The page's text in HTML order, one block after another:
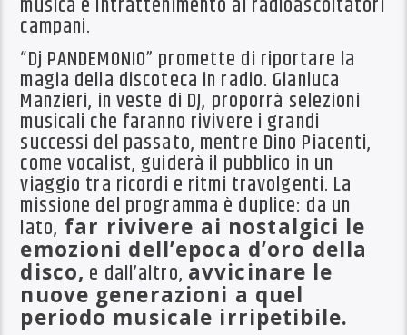
campani.
“Dj PANDEMONIO” promette di riportare la
magia della discoteca in radio. Gianluca
Manzieri, in veste di DJ, proporrà selezioni
musicali che faranno rivivere i grandi
successi del passato, mentre Dino Piacenti,
come vocalist, guiderà il pubblico in un
viaggio tra ricordi e ritmi travolgenti. La
missione del programma è duplice: da un
lato, far rivivere ai nostalgici le
emozioni dell’epoca d’oro della
disco, e dall’altro, avvicinare le
nuove generazioni a quel
periodo musicale irripetibile.